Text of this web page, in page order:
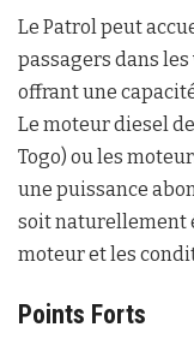
Le Patrol peut
passagers dans
offrant une
Le moteur diesel
Togo) ou les
une puissance
soit naturellement
moteur et les
Points Forts